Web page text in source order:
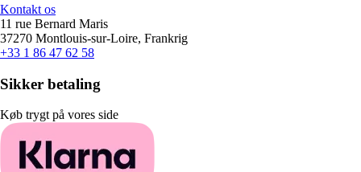
Kontakt os
11 rue Bernard Maris
37270 Montlouis-sur-Loire, Frankrig
+33 1 86 47 62 58
Sikker betaling
Køb trygt på vores side